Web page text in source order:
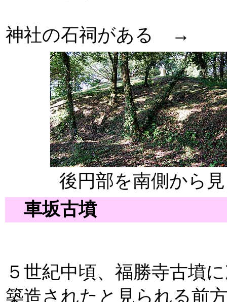
神社の石祠がある →
後円部を南側から
車坂古墳
５世紀中頃、福勝寺古墳
築造されたと見られる前